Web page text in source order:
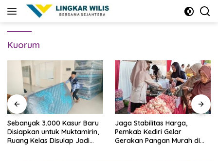
Kuorum
Sebanyak 3.000 Kasur Baru
Disiapkan untuk Muktamirin,
Ruang Kelas Disulap Jadi
Jaga Stabilitas Harga,
Pemkab Kediri Gelar
Gerakan Pangan Murah di